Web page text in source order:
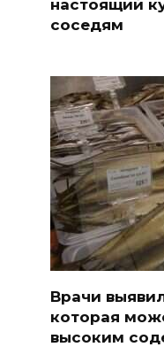
настоящий
соседям
Врачи
которая
высоким